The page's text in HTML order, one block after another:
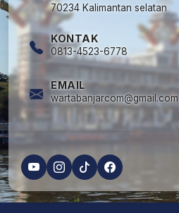
70234 Kalimantan selatan
KONTAK
0813-4523-6778
EMAIL
wartabanjarcom@gmail.com